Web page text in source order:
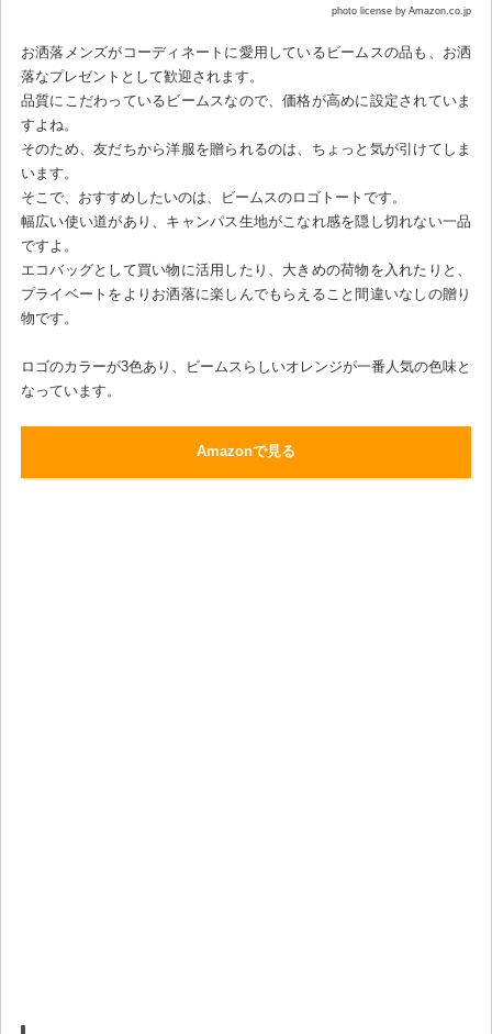
photo license by Amazon.co.jp
お洒落メンズがコーディネートに愛用しているビームスの品も、お洒
落なプレゼントとして歓迎されます。
品質にこだわっているビームスなので、価格が高めに設定されていま
すよね。
そのため、友だちから洋服を贈られるのは、ちょっと気が引けてしま
います。
そこで、おすすめしたいのは、ビームスのロゴトートです。
幅広い使い道があり、キャンパス生地がこなれ感を隠し切れない一品
ですよ。
エコバッグとして買い物に活用したり、大きめの荷物を入れたりと、
プライベートをよりお洒落に楽しんでもらえること間違いなしの贈り
物です。
ロゴのカラーが3色あり、ビームスらしいオレンジが一番人気の色味と
なっています。
Amazonで見る